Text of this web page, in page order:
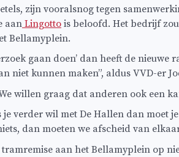
zijn vooralsnog tegen
aan Lingotto is beloofd. Het bedrijf
Bellamyplein.
gaan doen’ dan heeft de
niet kunnen maken”, aldus VVD-er
willen graag dat anderen ook een
verder wil met De Hallen dan
dan moeten we afscheid van
aan het Bellamyplein op